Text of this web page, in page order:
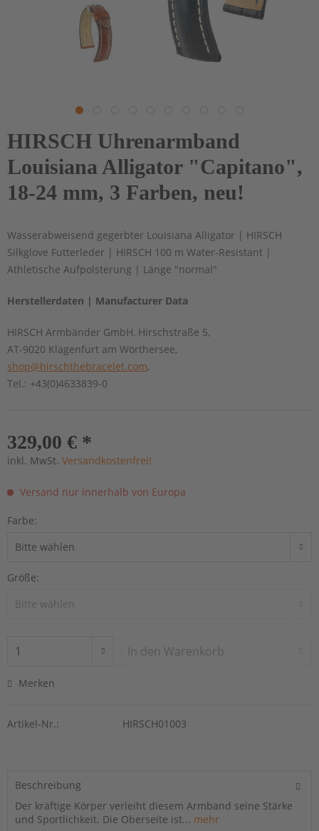
HIRSCH Uhrenarmband
Louisiana Alligator "Capitano",
18-24 mm, 3 Farben, neu!
Wasserabweisend gegerbter Louisiana Alligator | HIRSCH
Silkglove Futterleder | HIRSCH 100 m Water-Resistant |
Athletische Aufpolsterung | Länge "normal"
Herstellerdaten | Manufacturer Data
HIRSCH Armbänder GmbH, Hirschstraße 5,
AT-9020 Klagenfurt am Wörthersee,
shop@hirschthebracelet.com,
Tel.: +43(0)4633839-0
329,00 € *
inkl. MwSt. Versandkostenfrei!
Versand nur innerhalb von Europa
Farbe:
Größe:
In den Warenkorb
Merken
Artikel-Nr.: HIRSCH01003
Beschreibung
Der kräftige Körper verleiht diesem Armband seine Stärke
und Sportlichkeit. Die Oberseite ist... mehr